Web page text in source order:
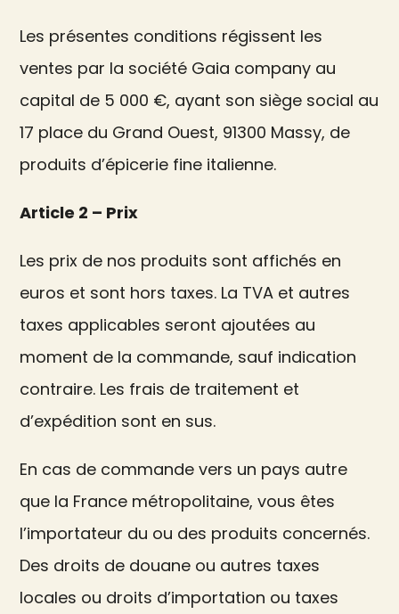
Les présentes conditions régissent les
ventes par la société Gaia company au
capital de 5 000 €, ayant son siège social au
17 place du Grand Ouest, 91300 Massy, de
produits d’épicerie fine italienne.
Article 2 – Prix
Les prix de nos produits sont affichés en
euros et sont hors taxes. La TVA et autres
taxes applicables seront ajoutées au
moment de la commande, sauf indication
contraire. Les frais de traitement et
d’expédition sont en sus.
En cas de commande vers un pays autre
que la France métropolitaine, vous êtes
l’importateur du ou des produits concernés.
Des droits de douane ou autres taxes
locales ou droits d’importation ou taxes